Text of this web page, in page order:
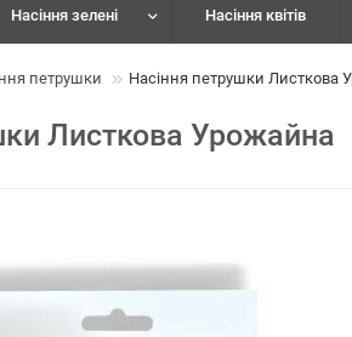
Насіння зелені Насіння квітів
петрушки Насіння петрушки Листкова
Листкова Урожайна